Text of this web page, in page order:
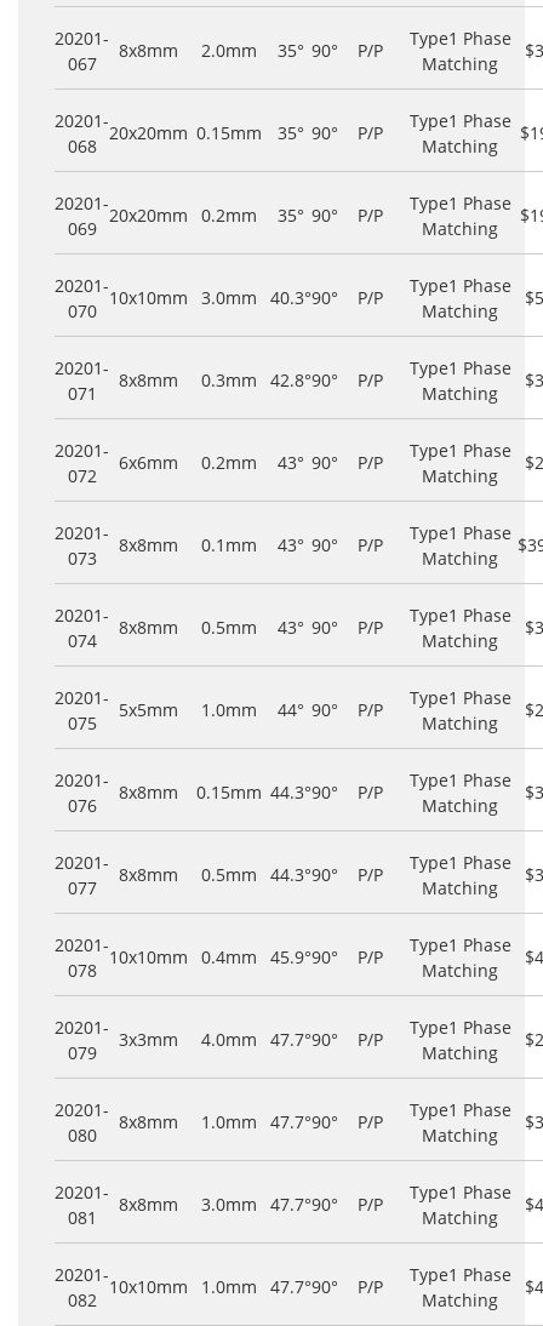
20201-
067
8x8mm 2.0mm 35° 90° P/P
Type1 Phase
Matching
20201-
068
20x20mm 0.15mm 35° 90° P/P
Type1 Phase
Matching
20201-
069
20x20mm 0.2mm 35° 90° P/P
Type1 Phase
Matching
20201-
070
10x10mm 3.0mm 40.3°90° P/P
Type1 Phase
Matching
20201-
071
8x8mm 0.3mm 42.8°90° P/P
Type1 Phase
Matching
20201-
072
6x6mm 0.2mm 43° 90° P/P
Type1 Phase
Matching
20201-
073
8x8mm 0.1mm 43° 90° P/P
Type1 Phase
Matching
20201-
074
8x8mm 0.5mm 43° 90° P/P
Type1 Phase
Matching
20201-
075
5x5mm 1.0mm 44° 90° P/P
Type1 Phase
Matching
20201-
076
8x8mm 0.15mm 44.3°90° P/P
Type1 Phase
Matching
20201-
077
8x8mm 0.5mm 44.3°90° P/P
Type1 Phase
Matching
20201-
078
10x10mm 0.4mm 45.9°90° P/P
Type1 Phase
Matching
20201-
079
3x3mm 4.0mm 47.7°90° P/P
Type1 Phase
Matching
20201-
080
8x8mm 1.0mm 47.7°90° P/P
Type1 Phase
Matching
20201-
081
8x8mm 3.0mm 47.7°90° P/P
Type1 Phase
Matching
20201-
082
10x10mm 1.0mm 47.7°90° P/P
Type1 Phase
Matching